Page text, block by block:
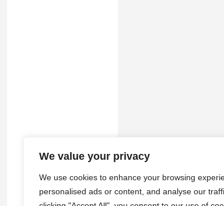
We value your privacy
We use cookies to enhance your browsing
personalised ads or content, and analyse our
© 2026途游拾光·隐私